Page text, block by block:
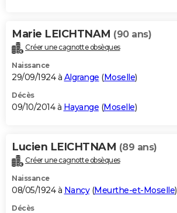
Marie LEICHTNAM (90 ans)
Créer une cagnotte obsèques
Naissance
29/09/1924 à Algrange (Moselle)
Décès
09/10/2014 à Hayange (Moselle)
Lucien LEICHTNAM (89 ans)
Créer une cagnotte obsèques
Naissance
08/05/1924 à Nancy(Meurthe-et-Moselle)
Décès